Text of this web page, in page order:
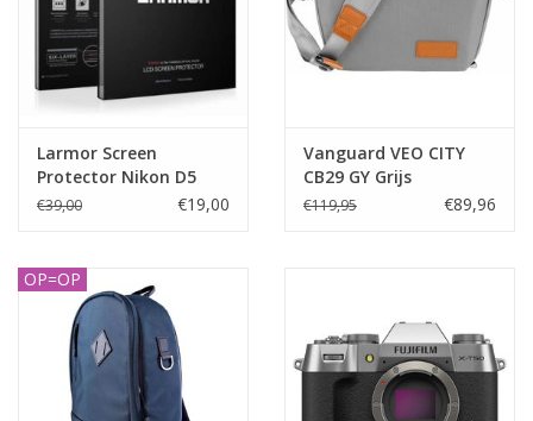
Larmor Screen
Protector Nikon D5
€39,00 €19,00
Vanguard VEO CITY
CB29 GY Grijs
€119,95 €89,96
OP=OP